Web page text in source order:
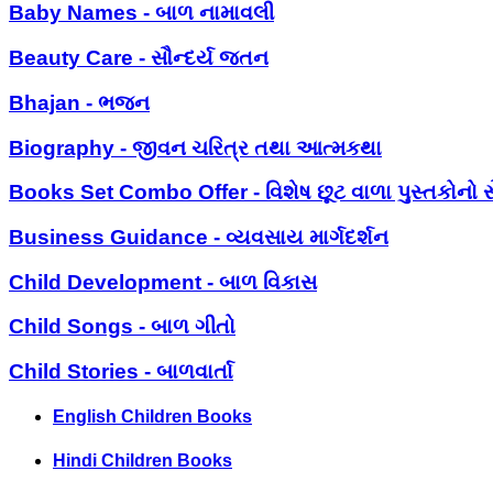
Baby Names - બાળ નામાવલી
Beauty Care - સૌન્દર્ય જતન
Bhajan - ભજન
Biography - જીવન ચરિત્ર તથા આત્મકથા
Books Set Combo Offer - વિશેષ છૂટ વાળા પુસ્તકોનો
Business Guidance - વ્યવસાય માર્ગદર્શન
Child Development - બાળ વિકાસ
Child Songs - બાળ ગીતો
Child Stories - બાળવાર્તા
English Children Books
Hindi Children Books